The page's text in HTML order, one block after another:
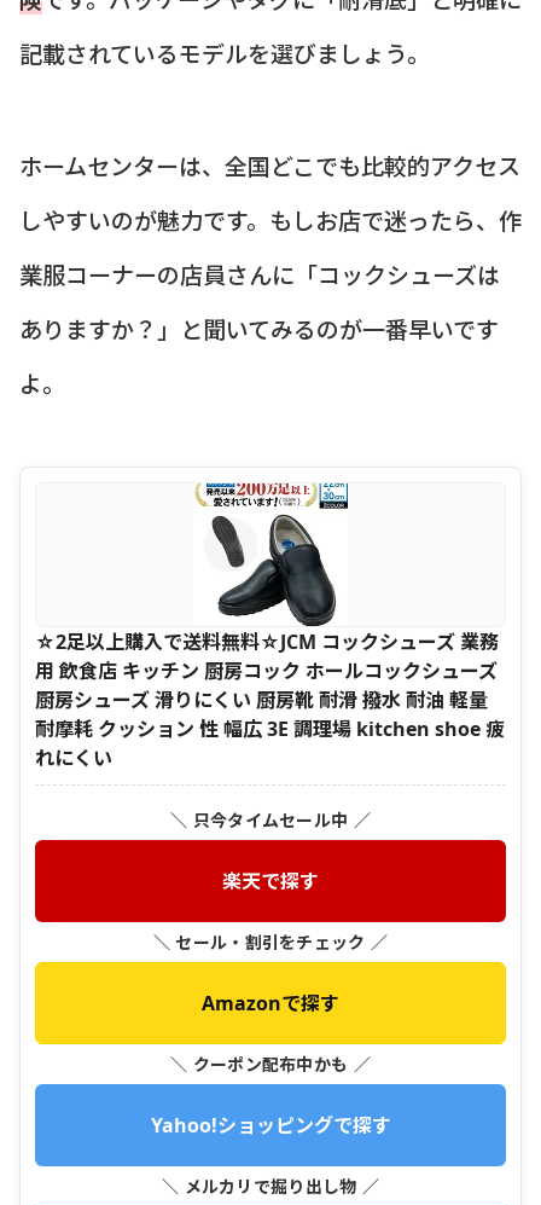
記載されているモデルを選びましょう。
ホームセンターは、全国どこでも比較的アクセス
しやすいのが魅力です。もしお店で迷ったら、作
業服コーナーの店員さんに「コックシューズは
ありますか？」と聞いてみるのが一番早いです
よ。
☆2足以上購入で送料無料☆JCM コックシューズ 業務
用 飲食店 キッチン 厨房コック ホールコックシューズ
厨房シューズ 滑りにくい 厨房靴 耐滑 撥水 耐油 軽量
耐摩耗 クッション 性 幅広 3E 調理場 kitchen shoe 疲
れにくい
＼ 只今タイムセール中 ／
楽天で探す
＼ セール・割引をチェック ／
Amazonで探す
＼ クーポン配布中かも ／
Yahoo!ショッピングで探す
＼ メルカリで掘り出し物 ／